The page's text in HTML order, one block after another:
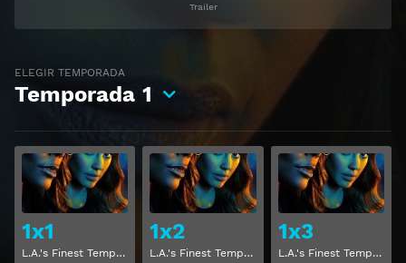
Trailer
ELEGIR TEMPORADA
Temporada 1
1x1
L.A.'s Finest Temporada 1 Capitulo 1
Ver
1x2
L.A.'s Finest Temporada 1 Capitulo 2
Ver
1x3
L.A.'s Finest Temporada 1 Capitulo 3